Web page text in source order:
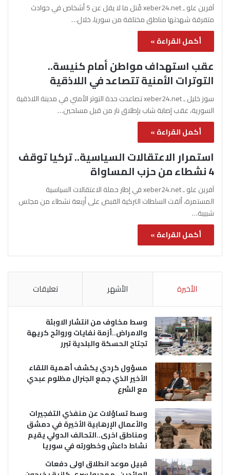
آفرين علو ـ xeber24.net قُتل ما لا يقل عن 5 أشخاص في حوادث
متفرقة شهدتها مناطق مختلفة من سوريا، خلال…
أكمل القراءة »
عقب استهداف مواطن أمام كنيسة..
التوترات الأمنية تتصاعد في اللاذقية
سوز خليل ـ xeber24.net تصاعدت حدة التوتر الأمني في مدينة اللاذقية
السورية، عقب إصابة شاب بإطلاق نار من قبل مسلحين…
أكمل القراءة »
استمرار الاعتقالات السياسية.. تركيا توقف
4 نشطاء من حزب المساواة
آفرين علو ـ xeber24.net في إطار حملة الاعتقالات السياسية
المستمرة، ألقت السلطات التركية القبض على أربعة نشطاء من مجلس
شبيبة…
أكمل القراءة »
الأخيرة الأشهر تعليقات
وسط مخاوف من انتشار الاوبئة
والامراض..أزمة نفايات وروائح كريهة
تجتاح الحسكة والبلدية تبرر
مسؤول كردي يكشف أهمية اللقاء
الأخير الذي جمع الجنرال مظلوم عبدي
مع الشرع
وسط تساؤلات عن منفذي التفجيرات
والأعمال الإرهابية الأخيرة في دمشق
ومناطق اخرى..التحالف الدولي يقيم
نشاط داعش وخطورته في سوريا
قبيل موعد انطلاق اولى دفعات